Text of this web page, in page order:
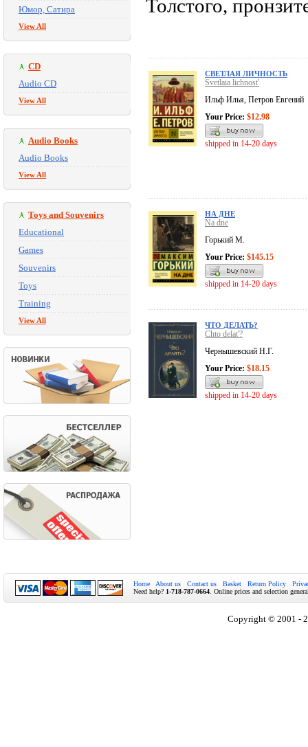
Юмор, Сатира
View All
CD
Audio CD
View All
Audio Books
Audio Books
View All
Toys and Souvenirs
Educational
Games
Souvenirs
Toys
Training
View All
Толстого,
СВЕТЛАЯ ЛИЧНОСТЬ
Svetlaia lichnost'
Ильф Илья, Петров Евгений
Your Price: $12.98
shipped in 14-20 days
НА ДНЕ
Na dne
Горький М.
Your Price: $145.15
shipped in 14-20 days
ЧТО ДЕЛАТЬ?
Chto delat'?
Чернышевский Н.Г.
Your Price: $18.15
shipped in 14-20 days
Home About us Contact us Basket Return Policy
Need help? 1-718-787-0664 . Online prices and selection
Copyright © 2001 -